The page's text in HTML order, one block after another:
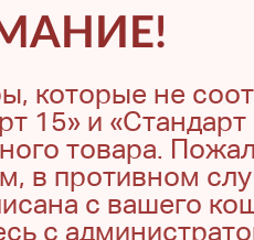
которые не
15» и
товара.
в противном
с вашего
с